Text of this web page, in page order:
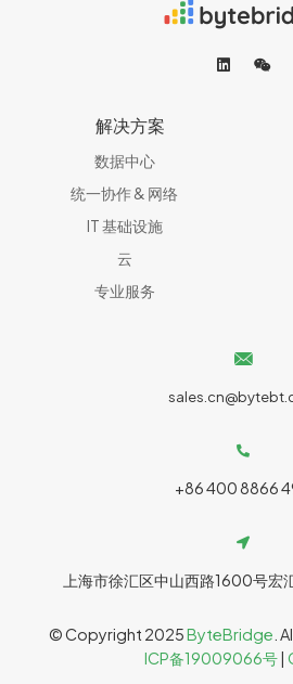
解决方案
数据中心
统一协作 & 网络​
IT 基础设施
云
专业服务
+86 400 8866
上海市徐汇区中山西路1600号
© Copyright 2025ByteBridge .
ICP备19009066号|